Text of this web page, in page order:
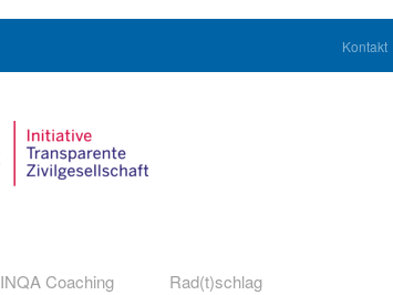
Kontakt
INQA Coaching Rad(t)schlag